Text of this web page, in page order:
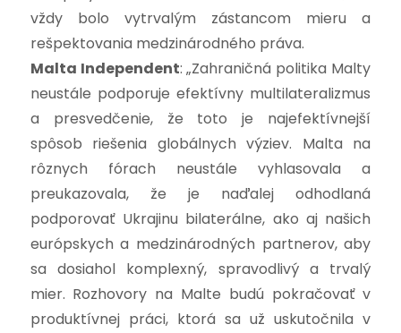
vždy bolo vytrvalým zástancom mieru a
rešpektovania medzinárodného práva.
Malta Independent: „Zahraničná politika Malty
neustále podporuje efektívny multilateralizmus
a presvedčenie, že toto je najefektívnejší
spôsob riešenia globálnych výziev. Malta na
rôznych fórach neustále vyhlasovala a
preukazovala, že je naďalej odhodlaná
podporovať Ukrajinu bilaterálne, ako aj našich
európskych a medzinárodných partnerov, aby
sa dosiahol komplexný, spravodlivý a trvalý
mier. Rozhovory na Malte budú pokračovať v
produktívnej práci, ktorá sa už uskutočnila v